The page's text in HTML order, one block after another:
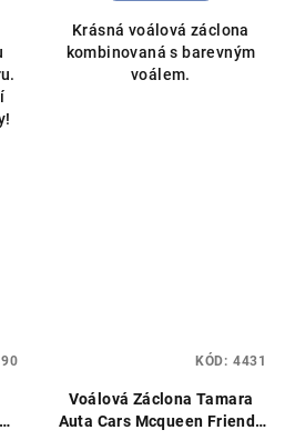
z
5
hvězdiček.
Krásná voálová záclona
kombinovaná s barevným
voálem.
Voálová Záclona Tamara
Auta Cars Mcqueen Friends
KÓD: 4431